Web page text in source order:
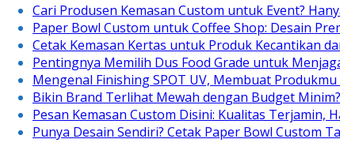
Cari Produsen Kemasan Custom untuk Event?
Paper Bowl Custom untuk Coffee Shop: Desain
Cetak Kemasan Kertas untuk Produk Kecantikan
Pentingnya Memilih Dus Food Grade untuk
Mengenal Finishing SPOT UV, Membuat
Bikin Brand Terlihat Mewah dengan Budget
Pesan Kemasan Custom Disini: Kualitas Terjamin,
Punya Desain Sendiri? Cetak Paper Bowl Custom